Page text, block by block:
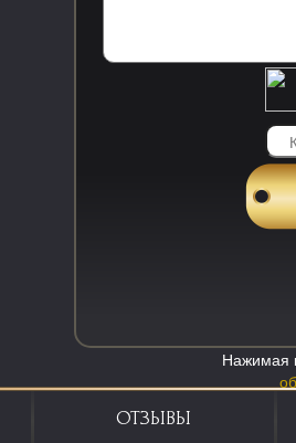
Нажимая
ОТЗЫВЫ